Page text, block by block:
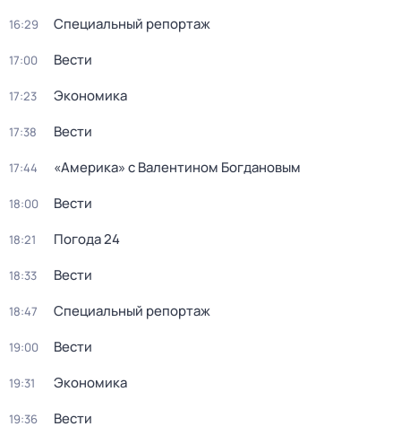
16:29 Специальный репортаж
17:00 Вести
17:23 Экономика
17:38 Вести
17:44 «Америка» с Валентином Богдановым
18:00 Вести
18:21 Погода 24
18:33 Вести
18:47 Специальный репортаж
19:00 Вести
19:31 Экономика
19:36 Вести